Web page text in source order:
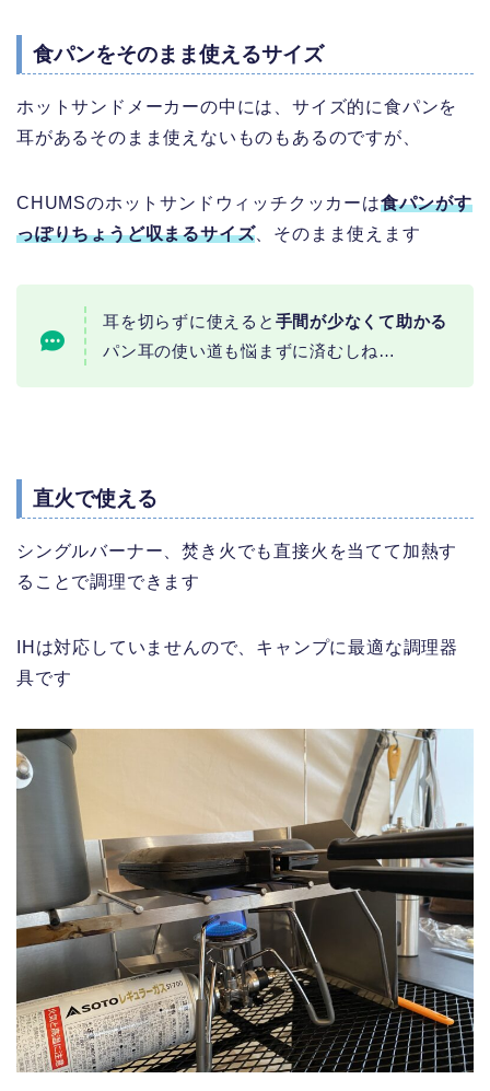
食パンをそのまま使えるサイズ
ホットサンドメーカーの中には、サイズ的に食パンを
耳があるそのまま使えないものもあるのですが、
CHUMSのホットサンドウィッチクッカーは食パンがす
っぽりちょうど収まるサイズ、そのまま使えます
耳を切らずに使えると 手間が少なくて助かる
パン耳の使い道も悩まずに済むしね…
直火で使える
シングルバーナー、焚き火でも直接火を当てて加熱す
ることで調理できます
IHは対応していませんので、キャンプに最適な調理器
具です